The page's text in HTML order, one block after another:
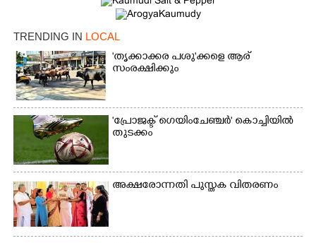
TRENDING IN LOCAL
'തൃക്കാക്കര പശു'ക്കളെ ആര്
സംരക്ഷിക്കും
'പ്രോജക്ട് ഗെയിംചേഞ്ചർ' കൊച്ചിയിൽ
തുടക്കം
അക്ഷരോന്നതി പുസ്തക വിതരണം